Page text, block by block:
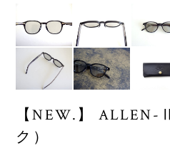
【NEW.】 ALLEN-
ク）